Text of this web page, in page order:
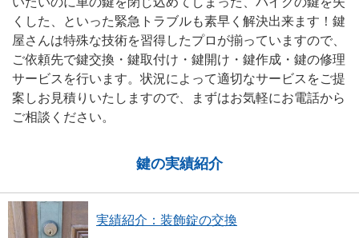
くした、といった緊急トラブルも素早く解決出来ます！鍵
屋さんは特殊な技術を習得したプロが揃っていますので、
ご依頼先で鍵交換・鍵取付け・鍵開け・鍵作成・鍵の修理
サービスを行います。状況によって適切なサービスをご提
案しお見積りいたしますので、まずはお気軽にお電話から
ご相談ください。
鍵の実績紹介
実績紹介：装飾錠の交換